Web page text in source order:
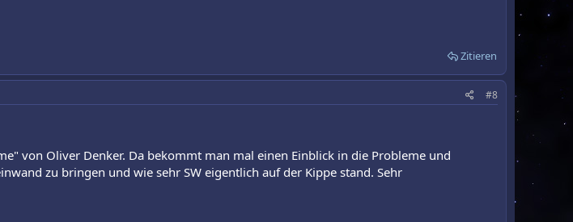
Zitieren
#8
von Oliver Denker. Da bekommt man mal einen Einblick in die Probleme und
zu bringen und wie sehr SW eigentlich auf der Kippe stand. Sehr